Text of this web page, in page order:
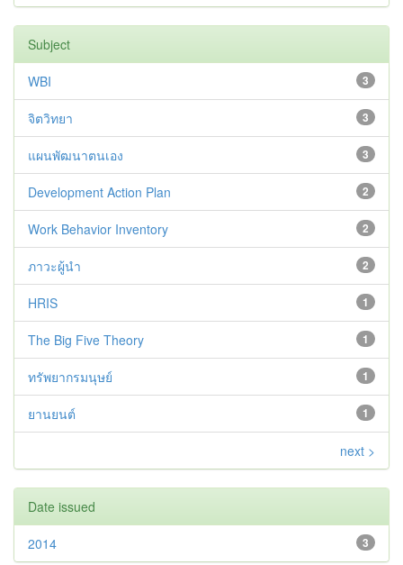
Subject
3
WBI
3
จิตวิทยา
3
แผนพัฒนาตนเอง
2
Development Action Plan
2
Work Behavior Inventory
2
ภาวะผู้นำ
1
HRIS
1
The Big Five Theory
1
ทรัพยากรมนุษย์
1
ยานยนต์
next >
Date issued
3
2014